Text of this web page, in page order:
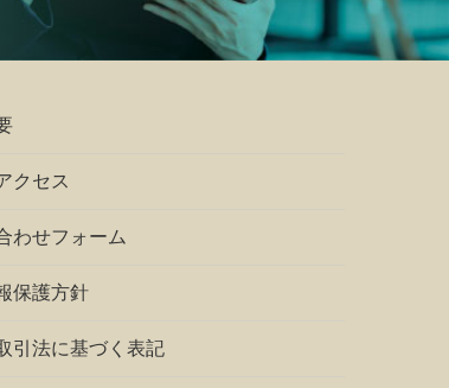
クセス
わせフォーム
保護方針
引法に基づく表記